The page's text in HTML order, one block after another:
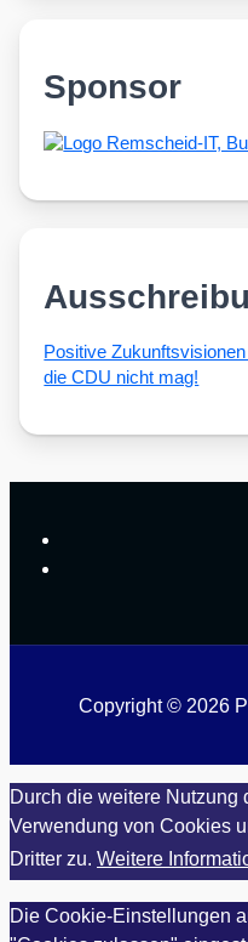
Sponsor
Posi­ti­ve
die CDU nicht mag!
Copyright © 2026
Durch die weitere Nutzung
Verwendung von Cookies
Dritter zu. Weitere
Die Cookie-Einstellungen